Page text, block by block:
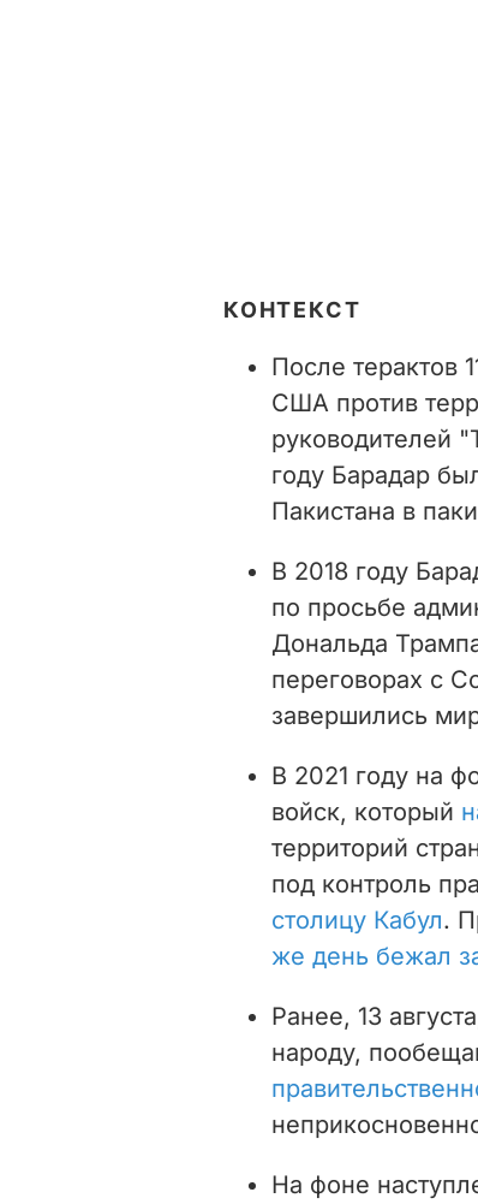
КОНТЕКСТ
После терактов
США против
руководителей
году Барадар
Пакистана в
В 2018 году
по просьбе
Дональда
переговорах с
завершились
В 2021 году на
войск, который
территорий
под контроль
столицу Кабул.
же день бежал
Ранее, 13
народу,
На фоне